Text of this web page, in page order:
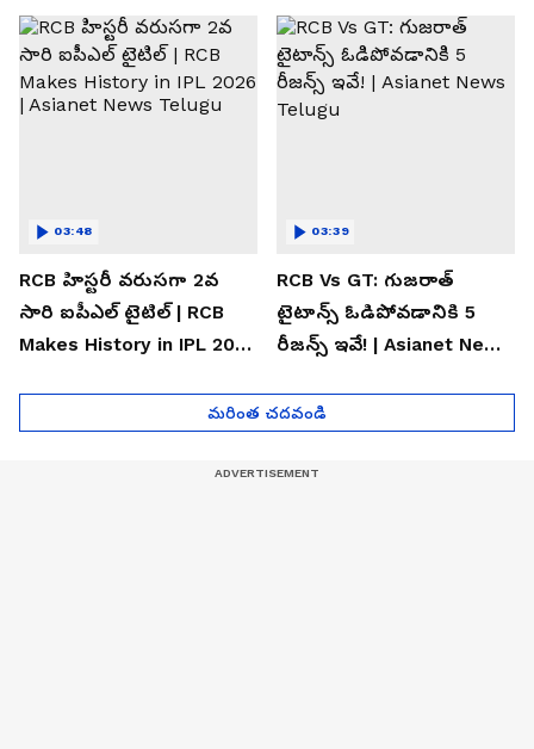
Telugu
RCB హిస్టరీ వరుసగా 2వ
సారి ఐపీఎల్ టైటిల్ | RCB
Makes History in IPL 2026
03:48
RCB Vs GT: గుజరాత్
టైటాన్స్ ఓడిపోవడానికి 5
రీజన్స్ ఇవే! | Asianet News
03:39
మరింత చదవండి